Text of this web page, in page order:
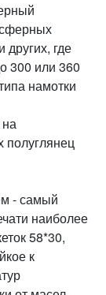
где
300 или 360
намотки
полуглянец
- самый
наиболее
58*30,
к